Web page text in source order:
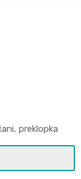
preklopka